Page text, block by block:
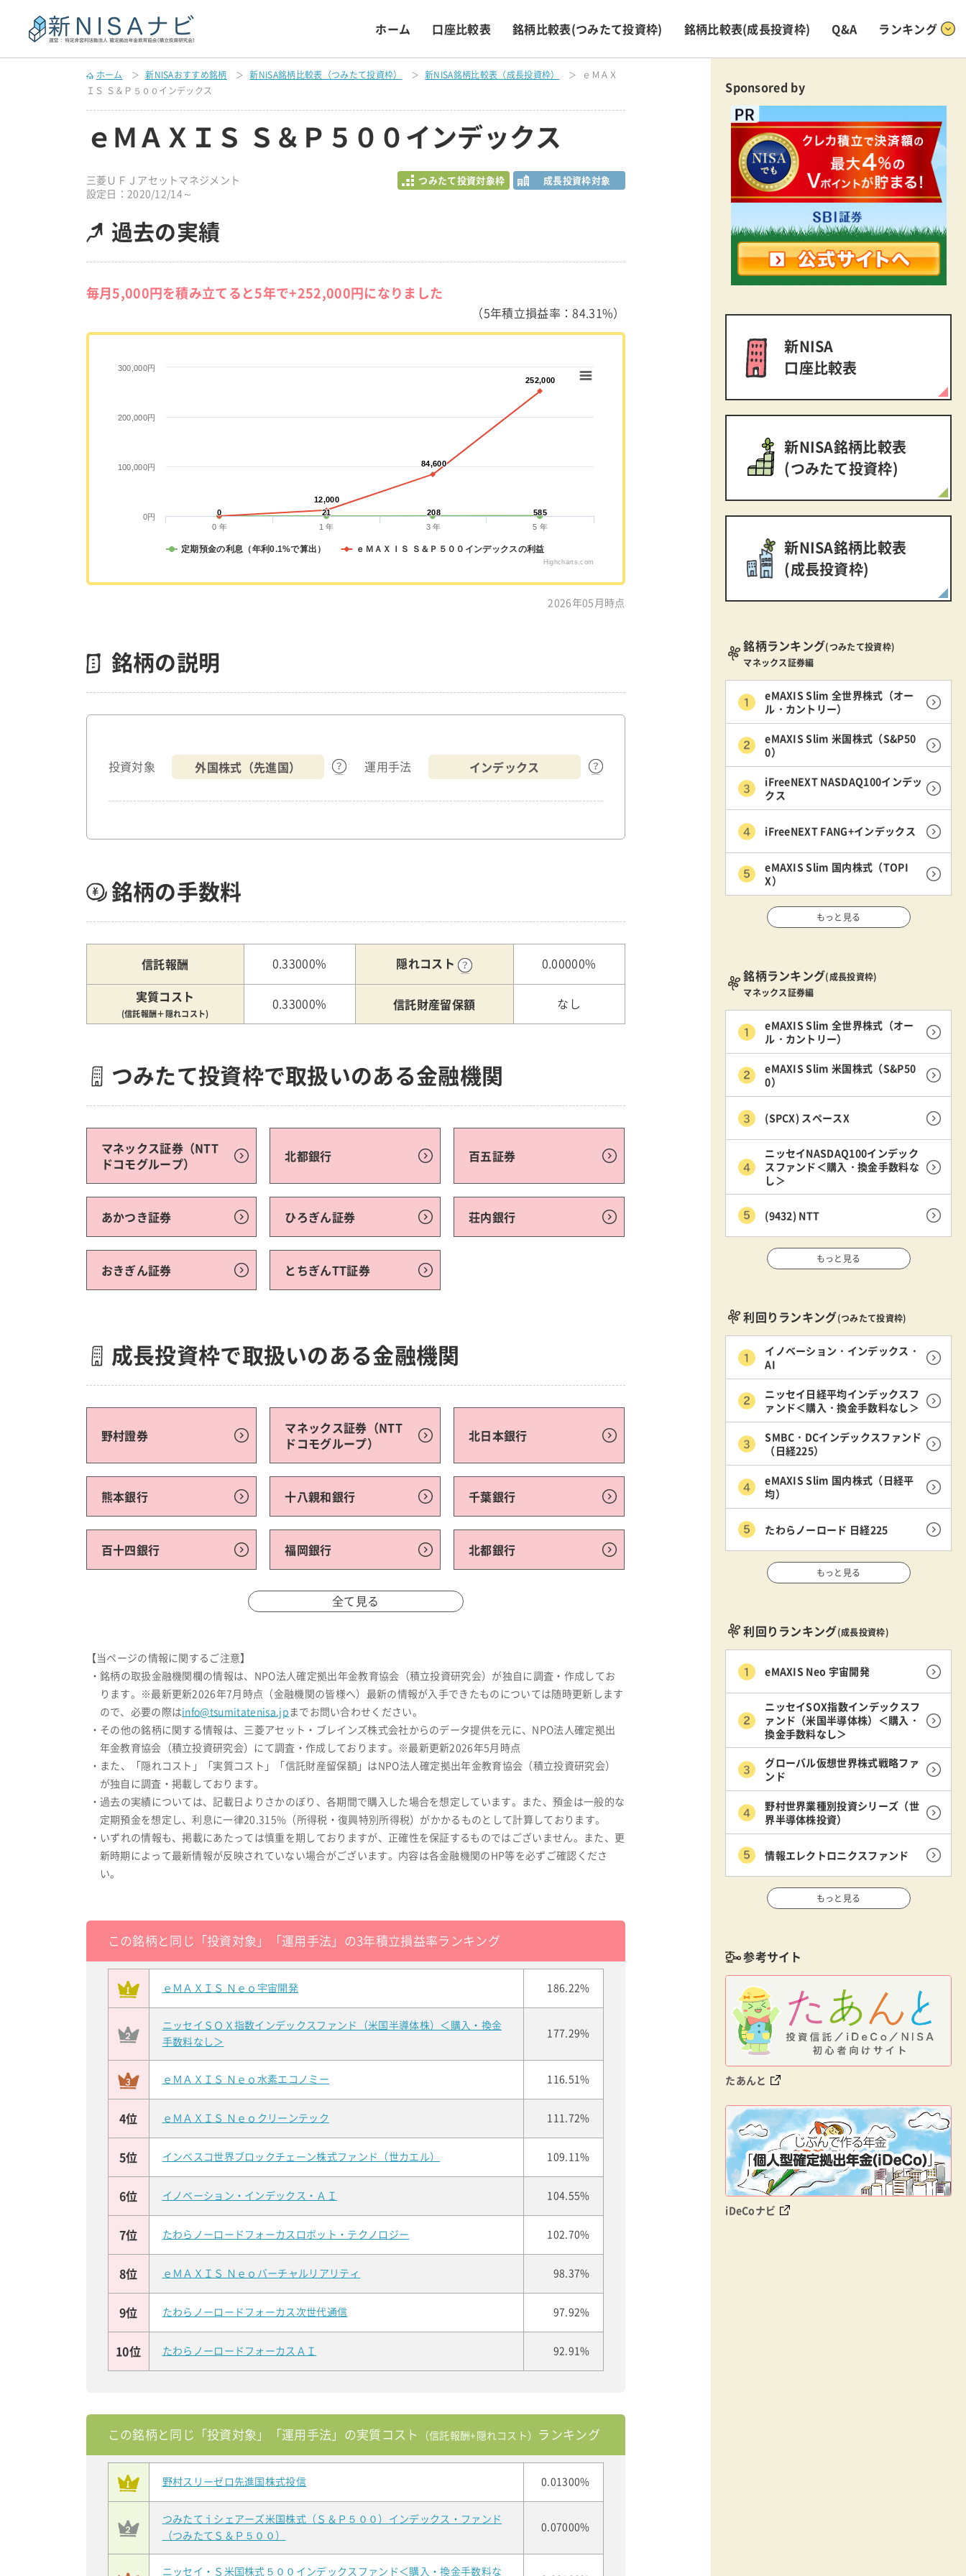
ホーム 口座比較表 銘柄比較表(つみたて投資枠) 銘柄比較表(成長投資枠) Q&A ランキング
ホーム 新NISAおすすめ銘柄 新NISA銘柄比較表（つみたて投資枠） 新NISA銘柄比較表（成長投資枠）
ｅＭＡＸ
ＩＳ Ｓ＆Ｐ５００インデックス
ｅＭＡＸＩＳ Ｓ＆Ｐ５００インデックス
三菱ＵＦＪアセットマネジメント
設定日：2020/12/14～
つみたて投資対象枠 成長投資枠対象
過去の実績
毎月5,000円を積み立てると5年で+252,000円になりました
（5年積立損益率：84.31%）
0
0 21
21 208
208 585
585
12,000
12,000
84,600
84,600
252,000
252,000
定期預金の利息（年利0.1%で算出） ｅＭＡＸＩＳ Ｓ＆Ｐ５００インデックスの利益
0 年 1 年 3 年 5 年
0円
100,000円
200,000円
300,000円
Highcharts.com
2026年05月時点
銘柄の説明
投資対象 外国株式（先進国） 運用手法 インデックス
銘柄の手数料
信託報酬 0.33000% 隠れコスト 0.00000%
実質コスト
(信託報酬＋隠れコスト)
0.33000% 信託財産留保額 なし
つみたて投資枠で取扱いのある金融機関
マネックス証券（NTT
ドコモグループ）
北都銀行 百五証券
あかつき証券 ひろぎん証券 荘内銀行
おきぎん証券 とちぎんTT証券
成長投資枠で取扱いのある金融機関
野村證券
マネックス証券（NTT
ドコモグループ）
北日本銀行
熊本銀行 十八親和銀行 千葉銀行
百十四銀行 福岡銀行 北都銀行
全て見る
【当ページの情報に関するご注意】
・銘柄の取扱金融機関欄の情報は、NPO法人確定拠出年金教育協会（積立投資研究会）が独自に調査・作成してお
ります。※最新更新2026年7月時点（金融機関の皆様へ）最新の情報が入手できたものについては随時更新します
ので、必要の際はinfo@tsumitatenisa.jp までお問い合わせください。
・その他の銘柄に関する情報は、三菱アセット・ブレインズ株式会社からのデータ提供を元に、NPO法人確定拠出
年金教育協会（積立投資研究会）にて調査・作成しております。※最新更新2026年5月時点
・また、「隠れコスト」「実質コスト」「信託財産留保額」はNPO法人確定拠出年金教育協会（積立投資研究会）
が独自に調査・掲載しております。
・過去の実績については、記載日よりさかのぼり、各期間で購入した場合を想定しています。また、預金は一般的な
定期預金を想定し、利息に一律20.315%（所得税・復興特別所得税）がかかるものとして計算しております。
・いずれの情報も、掲載にあたっては慎重を期しておりますが、正確性を保証するものではございません。また、更
新時期によって最新情報が反映されていない場合がございます。内容は各金融機関のHP等を必ずご確認くださ
い。
この銘柄と同じ「投資対象」「運用手法」の3年積立損益率ランキング
ｅＭＡＸＩＳ Ｎｅｏ宇宙開発 186.22%
ニッセイＳＯＸ指数インデックスファンド（米国半導体株）＜購入・換金
手数料なし＞
177.29%
ｅＭＡＸＩＳ Ｎｅｏ水素エコノミー 116.51%
4位 ｅＭＡＸＩＳ Ｎｅｏクリーンテック 111.72%
5位 インベスコ世界ブロックチェーン株式ファンド（世カエル） 109.11%
6位 イノベーション・インデックス・ＡＩ 104.55%
7位 たわらノーロードフォーカスロボット・テクノロジー 102.70%
8位 ｅＭＡＸＩＳ Ｎｅｏバーチャルリアリティ 98.37%
9位 たわらノーロードフォーカス次世代通信 97.92%
10位 たわらノーロードフォーカスＡＩ 92.91%
この銘柄と同じ「投資対象」「運用手法」の実質コスト （信託報酬+隠れコスト） ランキング
野村スリーゼロ先進国株式投信 0.01300%
つみたてｉシェアーズ米国株式（Ｓ＆Ｐ５００）インデックス・ファンド
（つみたてＳ＆Ｐ５００）
0.07000%
ニッセイ・Ｓ米国株式５００インデックスファンド＜購入・換金手数料な
Sponsored by
新NISA
口座比較表
新NISA銘柄比較表
(つみたて投資枠)
新NISA銘柄比較表
(成長投資枠)
銘柄ランキング(つみたて投資枠)
マネックス証券編
eMAXIS Slim 全世界株式（オー
ル・カントリー）
eMAXIS Slim 米国株式（S&P50
0）
iFreeNEXT NASDAQ100インデッ
クス
iFreeNEXT FANG+インデックス
eMAXIS Slim 国内株式（TOPI
X）
もっと見る
銘柄ランキング(成長投資枠)
マネックス証券編
eMAXIS Slim 全世界株式（オー
ル・カントリー）
eMAXIS Slim 米国株式（S&P50
0）
(SPCX) スペースX
ニッセイNASDAQ100インデック
スファンド＜購入・換金手数料な
し＞
(9432) NTT
もっと見る
利回りランキング(つみたて投資枠)
イノベーション・インデックス・
AI
ニッセイ日経平均インデックスフ
ァンド＜購入・換金手数料なし＞
SMBC・DCインデックスファンド
（日経225）
eMAXIS Slim 国内株式（日経平
均）
たわらノーロード 日経225
もっと見る
利回りランキング(成長投資枠)
eMAXIS Neo 宇宙開発
ニッセイSOX指数インデックスフ
ァンド（米国半導体株）＜購入・
換金手数料なし＞
グローバル仮想世界株式戦略ファ
ンド
野村世界業種別投資シリーズ（世
界半導体株投資）
情報エレクトロニクスファンド
もっと見る
参考サイト
たあんと
iDeCoナビ